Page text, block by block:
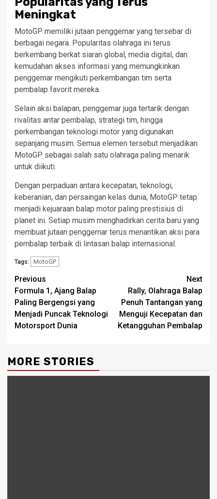
Meningkat
MotoGP memiliki jutaan penggemar yang tersebar di
berbagai negara. Popularitas olahraga ini terus
berkembang berkat siaran global, media digital, dan
kemudahan akses informasi yang memungkinkan
penggemar mengikuti perkembangan tim serta
pembalap favorit mereka.
Selain aksi balapan, penggemar juga tertarik dengan
rivalitas antar pembalap, strategi tim, hingga
perkembangan teknologi motor yang digunakan
sepanjang musim. Semua elemen tersebut menjadikan
MotoGP sebagai salah satu olahraga paling menarik
untuk diikuti.
Dengan perpaduan antara kecepatan, teknologi,
keberanian, dan persaingan kelas dunia, MotoGP tetap
menjadi kejuaraan balap motor paling prestisius di
planet ini. Setiap musim menghadirkan cerita baru yang
membuat jutaan penggemar terus menantikan aksi para
pembalap terbaik di lintasan balap internasional.
Tags: MotoGP
Post
navigation
Previous
Formula 1, Ajang Balap
Paling Bergengsi yang
Menjadi Puncak Teknologi
Motorsport Dunia
Next
Rally, Olahraga Balap
Penuh Tantangan yang
Menguji Kecepatan dan
Ketangguhan Pembalap
MORE STORIES